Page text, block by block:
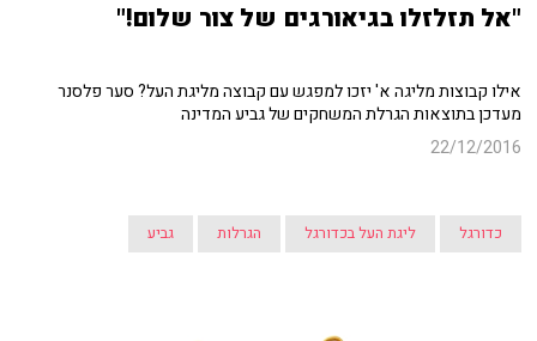
"אל תזלזלו בגיאורגים של צור שלום!"
אילו קבוצות מליגה א' יזכו למפגש עם קבוצה מליגת העל? סער פלסנר
מעדכן בתוצאות הגרלת המשחקים של גביע המדינה
22/12/2016
כדורגל ליגת העל בכדורגל הגרלות גביע